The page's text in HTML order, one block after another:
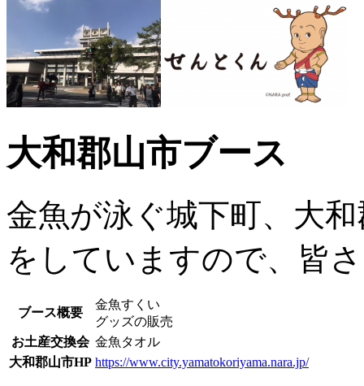
大和郡山市ブース
金魚が泳ぐ城下町、大
をしていますので、皆
ブース概要
金魚すくい
グッズの販売
お土産交換会 金魚タオル
大和郡山市HP https://www.city.yamatokoriyama.nara.jp/